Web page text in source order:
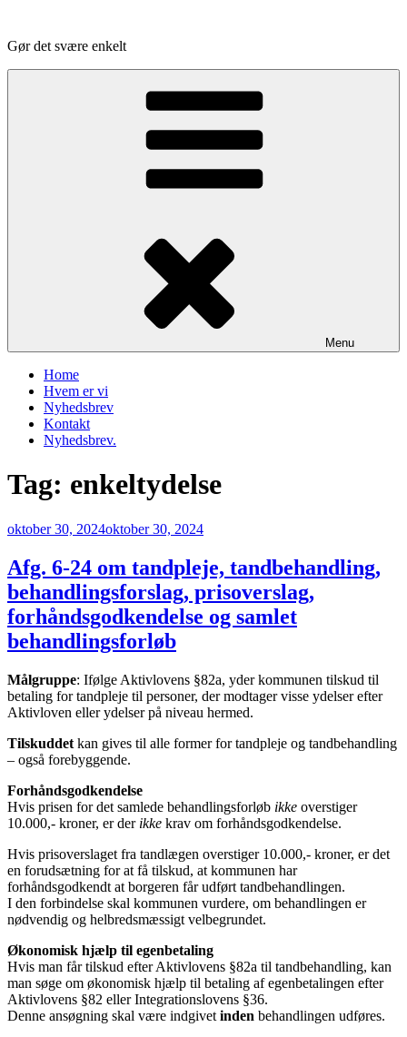
indhold
Gør det svære enkelt
Menu
Home
Hvem er vi
Nyhedsbrev
Kontakt
Nyhedsbrev.
Tag: enkeltydelse
Udgivet
oktober 30, 2024oktober 30, 2024
Afg. 6-24 om tandpleje, tandbehandling,
behandlingsforslag, prisoverslag,
forhåndsgodkendelse og samlet
behandlingsforløb
Målgruppe: Ifølge Aktivlovens §82a, yder kommunen tilskud til
betaling for tandpleje til personer, der modtager visse ydelser efter
Aktivloven eller ydelser på niveau hermed.
Tilskuddet kan gives til alle former for tandpleje og tandbehandling
– også forebyggende.
Forhåndsgodkendelse
Hvis prisen for det samlede behandlingsforløb ikke overstiger
10.000,- kroner, er der ikke krav om forhåndsgodkendelse.
Hvis prisoverslaget fra tandlægen overstiger 10.000,- kroner, er det
en forudsætning for at få tilskud, at kommunen har
forhåndsgodkendt at borgeren får udført tandbehandlingen.
I den forbindelse skal kommunen vurdere, om behandlingen er
nødvendig og helbredsmæssigt velbegrundet.
Økonomisk hjælp til egenbetaling
Hvis man får tilskud efter Aktivlovens §82a til tandbehandling, kan
man søge om økonomisk hjælp til betaling af egenbetalingen efter
Aktivlovens §82 eller Integrationslovens §36.
Denne ansøgning skal være indgivet inden behandlingen udføres.